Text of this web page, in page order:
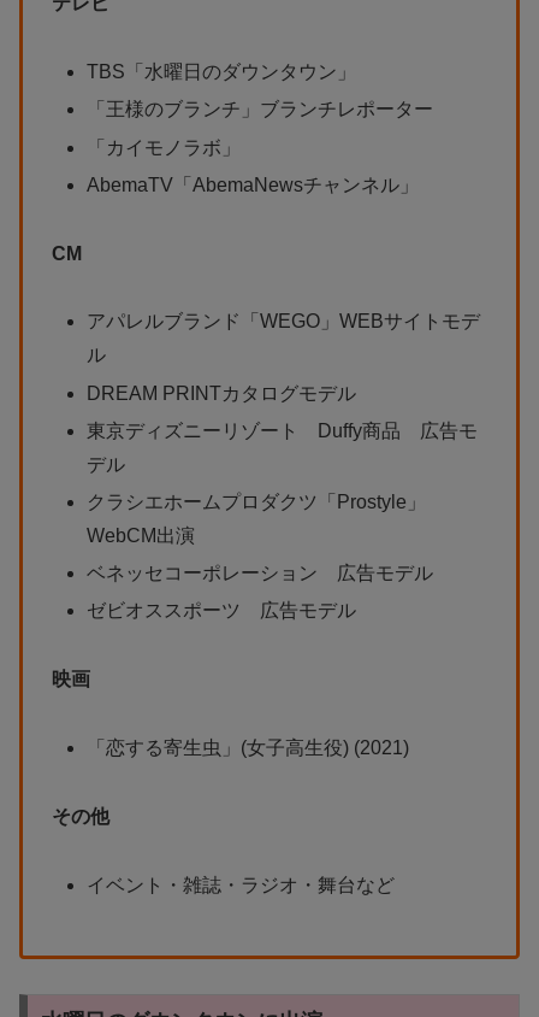
TBS「水曜日のダウンタウン」
「王様のブランチ」ブランチレポーター
「カイモノラボ」
AbemaTV「AbemaNewsチャンネル」
CM
アパレルブランド「WEGO」WEBサイトモデ
ル
DREAM PRINTカタログモデル
東京ディズニーリゾート Duffy商品 広告モ
デル
クラシエホームプロダクツ「Prostyle」
WebCM出演
ベネッセコーポレーション 広告モデル
ゼビオススポーツ 広告モデル
映画
「恋する寄生虫」(女子高生役) (2021)
その他
イベント・雑誌・ラジオ・舞台など